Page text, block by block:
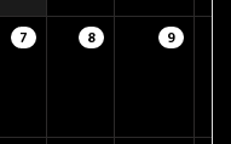
7 8 9